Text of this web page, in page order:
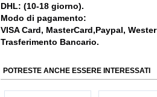
DHL: (10-18 giorno).
Modo di pagamento:
VISA Card, MasterCard,Paypal,
Trasferimento Bancario.
POTRESTE ANCHE ESSERE INTERESSATI